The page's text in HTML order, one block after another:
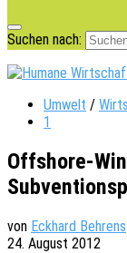
Suchen nach:
Umwelt /
1
Offshore-
von Eckhard Behrens
24. August 2012